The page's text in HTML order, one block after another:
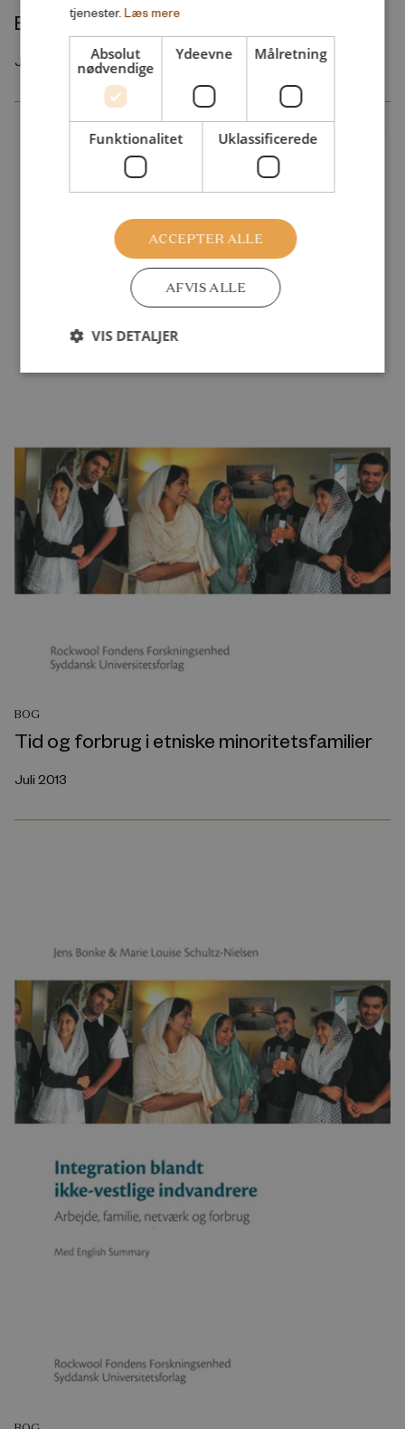
Bruger skolebørn tiden hensigtsmæssigt?
Juli 2013
BOG
Tid og forbrug i etniske minoritetsfamilier
Juli 2013
tjenester. Læs mere
Absolut
nødvendige
Ydeevne Målretning
Funktionalitet Uklassificerede
ACCEPTER ALLE
AFVIS ALLE
VIS DETALJER